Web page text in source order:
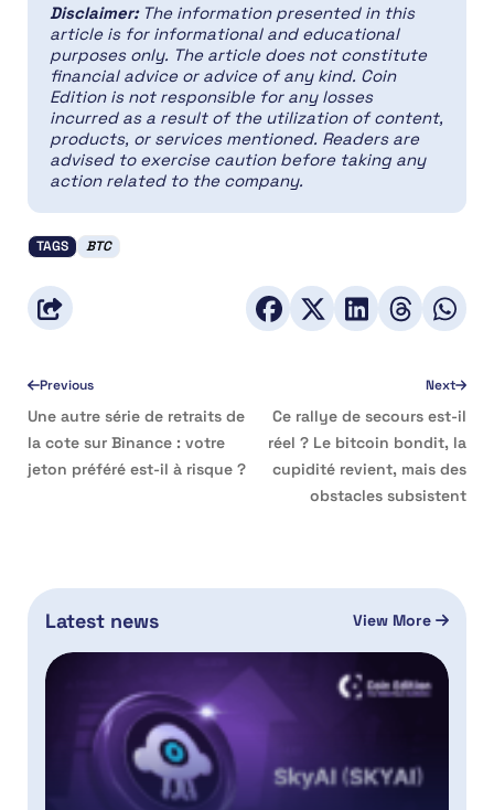
Disclaimer: The information presented in this
article is for informational and educational
purposes only. The article does not constitute
financial advice or advice of any kind. Coin
Edition is not responsible for any losses
incurred as a result of the utilization of content,
products, or services mentioned. Readers are
advised to exercise caution before taking any
action related to the company.
TAGS BTC
Previous
Une autre série de retraits de
la cote sur Binance : votre
jeton préféré est-il à risque ?
Next
Ce rallye de secours est-il
réel ? Le bitcoin bondit, la
cupidité revient, mais des
obstacles subsistent
Latest news View More